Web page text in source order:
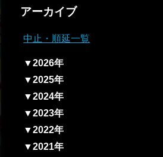
アーカイブ
中止・順延一覧
▼2026年
▼2025年
▼2024年
▼2023年
▼2022年
▼2021年